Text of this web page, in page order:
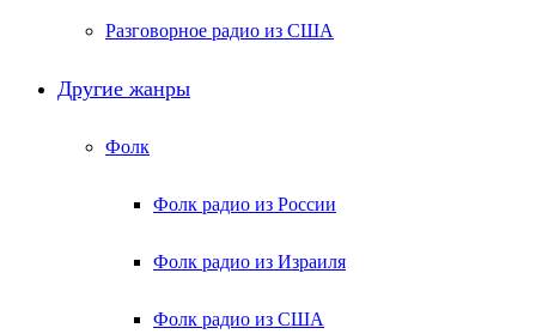
Разговорное радио из США
Другие жанры
Фолк
Фолк радио из России
Фолк радио из Израиля
Фолк радио из США